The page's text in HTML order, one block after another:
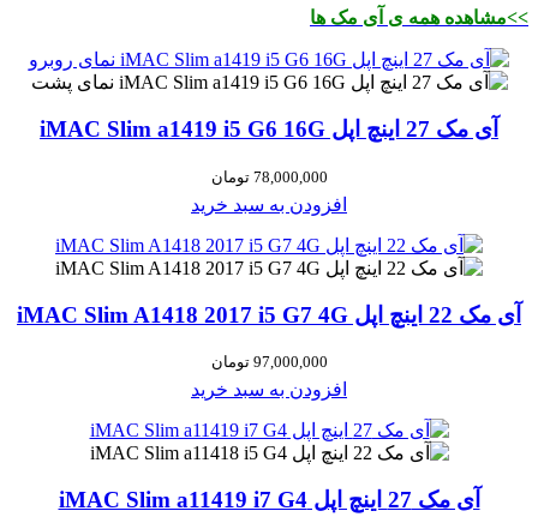
>>مشاهده همه ی آی مک ها
آی مک 27 اینچ اپل iMAC Slim a1419 i5 G6 16G
78,000,000 تومان
افزودن به سبد خرید
آی مک 22 اینچ اپل iMAC Slim A1418 2017 i5 G7 4G
97,000,000 تومان
افزودن به سبد خرید
آی مک 27 اینچ اپل iMAC Slim a11419 i7 G4